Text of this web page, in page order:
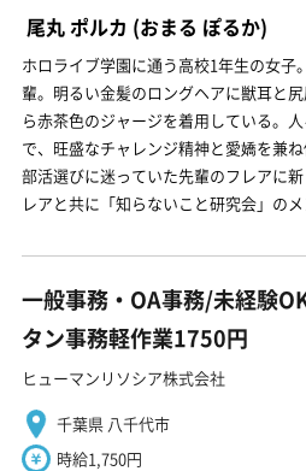
尾丸 ポルカ (おまる ぽるか)
ホロライブ学園に通う高校1年生の女子
輩。明るい金髪のロングヘアに獣耳と
ら赤茶色のジャージを着用している。
で、旺盛なチャレンジ精神と愛嬌を兼
部活選びに迷っていた先輩のフレアに
レアと共に「知らないこと研究会」のメ
一般事務・OA事務/未経験
タン事務軽作業1750円
ヒューマンリソシア株式会社
千葉県 八千代市
時給1,750円